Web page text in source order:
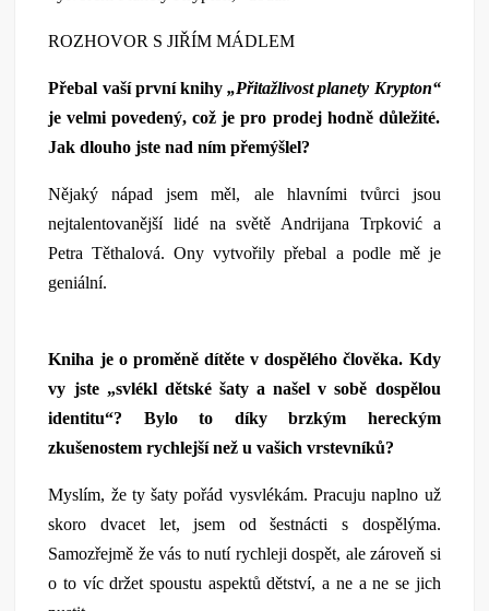
ROZHOVOR S JIŘÍM MÁDLEM
Přebal vaší první knihy„Přitažlivost planety Krypton“
je velmi povedený, což je pro prodej hodně důležité.
Jak dlouho jste nad ním přemýšlel?
Nějaký nápad jsem měl, ale hlavními tvůrci jsou
nejtalentovanější lidé na světě Andrijana Trpković a
Petra Těthalová. Ony vytvořily přebal a podle mě je
geniální.
Kniha je o proměně dítěte v dospělého člověka. Kdy
vy jste „svlékl dětské šaty a našel v sobě dospělou
identitu“? Bylo to díky brzkým hereckým
zkušenostem rychlejší než u vašich vrstevníků?
Myslím, že ty šaty pořád vysvlékám. Pracuju naplno už
skoro dvacet let, jsem od šestnácti s dospělýma.
Samozřejmě že vás to nutí rychleji dospět, ale zároveň si
o to víc držet spoustu aspektů dětství, a ne a ne se jich